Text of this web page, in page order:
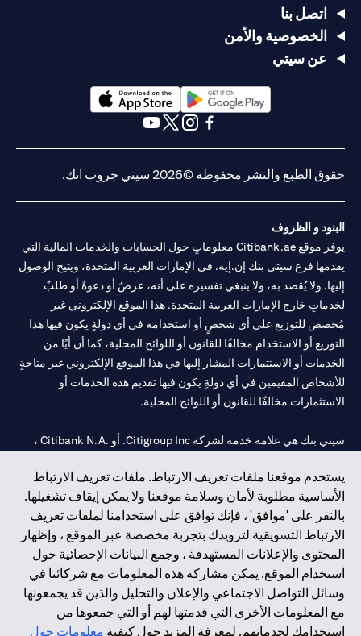
يستخدم موقعنا ملفات تعريف الارتباط. ملفات تعريف الارتباط
الأساسية مطلوبة لأمان وسلامة موقعنا ولا يمكن إيقاف تشغيلها.
بالنقر على 'موافق' ، فإنك توافق على استخدامنا لملفات تعريف
الارتباط التسويقية لتزويدك بتجربة مخصصة عبر الموقع ، وإظهار
المحتوى والإعلانات المستهدفة ، وجمع البيانات الإحصائية حول
استخدام الموقع. يمكن مشاركة هذه المعلومات مع شركائنا في
وسائل التواصل الاجتماعي والإعلان والتحليل والذين قد يجمعونها
مع المعلومات الأخرى التي قدمتها لهم أو التي جمعوها من
استخدامك لخدماتهم. لمعرفة المزيد حول كيفية معلومات حول
اتصل بنا
الخصوصية والأمن
عن سيتي
opens in a new tab
opens in a new tab
حقوق الطبع والنشر محفوظة ©2026 سيتي جروب انك.
البنود و الظروف
يوفر موقع Citibank.ae معلوماتٍ حول الحسابات والخدمات المالية التي
يقدمها فرع سيتي بنك إن.إيه. في الإمارات العربية المتحدة، ويتيح الوصول
إليها. ولا يُقصد به، ولا ينبغي تفسيره على أنه، عرضٌ أو دعوةٌ أو طلبٌ
لخدماتٍ خارج الإمارات العربية المتحدة. هذا الموقع الإلكتروني غير
مُخصص للتوزيع على أي شخصٍ أو استخدامه في أي دولةٍ يكون فيها هذا
التوزيع أو الاستخدام مخالفًا للقانون أو اللوائح المحلية، كما أن أيًا من
الخدمات أو الاستثمارات المشار إليها في هذا الموقع الإلكتروني غير متاحةٍ
للأشخاص المقيمين في أي دولةٍ يكون فيها تقديم هذه الخدمات أو
الاستثمارات مخالفًا للقانون أو اللوائح المحلية.
سيتي بنك هي علامة خدمة لشركة Citigroup Inc. أو .Citibank N.A ،
سيتي بنك إن. إيه. الإمارات مسجل لدى مصرف الإمارات المركزي تحت
أرقام التراخيص 202563 لفرع الوصل في دبي، 531989 لفرع مول
الإمارات في دبي، و CN-1002019 لفرع أبوظبي. هاتف: 4000 311 04.
فرع سيتي بنك إن إيه - الإمارات العربية المتحدة مرخص من مصرف
الإمارات العربية المتحدة المركزي كفرع لبنك أجنبي.
سيتي بنك إن إيه الإمارات العربية المتحدة مرخص من هيئة الأوراق المالية
والسلع في الإمارات العربية المتحدة ("SCA") للقيام بالنشاط المالي لـ أ)